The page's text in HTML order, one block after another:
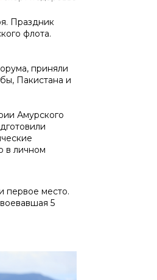
Праздник
флота.
приняли
Пакистана и
Амурского
в личном
первое место.
5